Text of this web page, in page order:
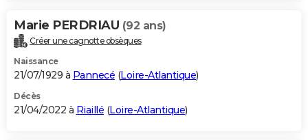
Marie PERDRIAU (92 ans)
Créer une cagnotte obsèques
Naissance
21/07/1929 à Pannecé (Loire-Atlantique)
Décès
21/04/2022 à Riaillé (Loire-Atlantique)